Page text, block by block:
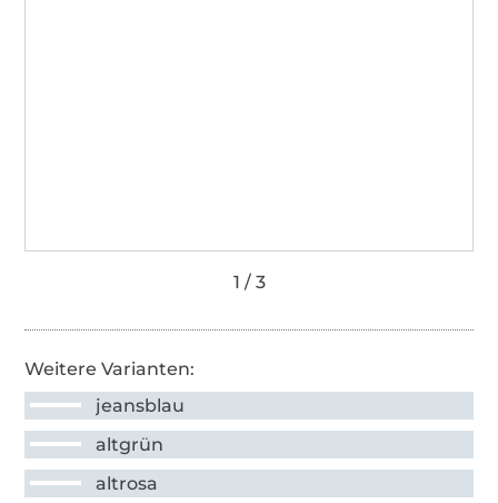
Weitere Varianten:
jeansblau
altgrün
altrosa